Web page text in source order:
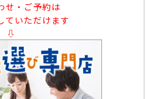
せ・ご予約は
ていただけます
⇩